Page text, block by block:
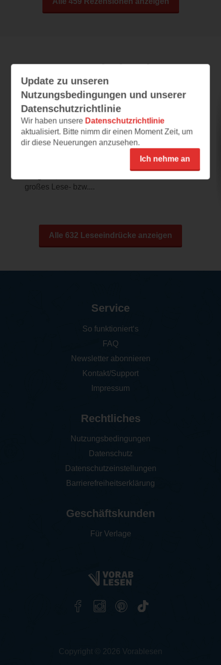
Leseeindrücke
In den Farben des Dunkels
01.06.2024 – 13:58
Atemberaubende Erzählung wie die
großes Lese- bzw....
Alle 632 Leseeindrücke anzeigen
Update zu unseren
Nutzungsbedingungen und unserer
Datenschutzrichtlinie
Wir haben unsere Datenschutzrichtlinie
aktualisiert. Bitte nimm dir einen Moment Zeit, um
dir diese Neuerungen anzusehen.
Ich nehme an
Service
So funktioniert‘s
FAQ
Newsletter abonnieren
Kontakt/Support
Impressum
Rechtliches
Nutzungsbedingungen
Datenschutz
Datenschutzeinstellungen
Barrierefreiheitserklärung
Geschäftskunden
Für Verlage
Copyright © 2026 Vorablesen